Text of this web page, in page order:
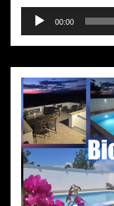
Audio-
Player
00:00